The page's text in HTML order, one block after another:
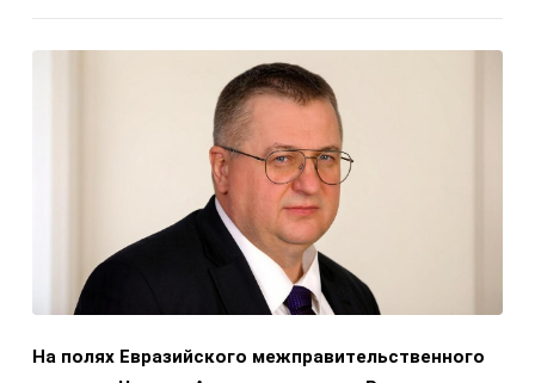
На полях Евразийского межправительственного